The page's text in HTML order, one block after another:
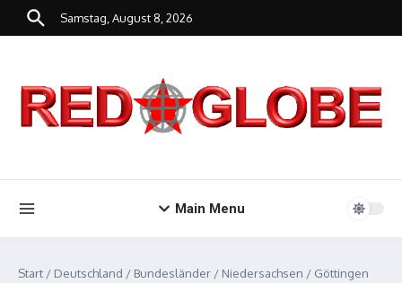
Zum Inhalt springen
Samstag, August 8, 2026
Main Menu
Start / Deutschland / Bundesländer / Niedersachsen / Göttingen